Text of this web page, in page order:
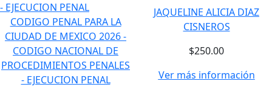
CODIGO PENAL PARA LA
CIUDAD DE MEXICO 2026 -
CODIGO NACIONAL DE
PROCEDIMIENTOS PENALES
- EJECUCION PENAL
JAQUELINE ALICIA DIAZ
CISNEROS
$250.00
Ver más información